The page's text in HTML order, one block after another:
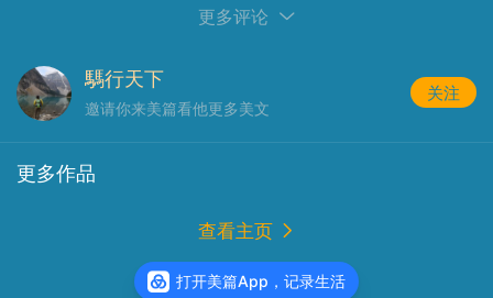
更多评论
騳行天下
邀请你来美篇看他更多美文
关注
更多作品
打开美篇App，记录生活